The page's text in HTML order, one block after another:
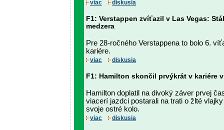
viac diskusia
F1: Verstappen zvíťazil v Las Vegas:
medzera
Pre 28-ročného Verstappena to bolo 6.
kariére.
viac diskusia
F1: Hamilton skončil prvýkrát v kariére
Hamilton doplatil na divoký záver prvej
viacerí jazdci postarali na trati o žlté
svoje ostré kolo.
viac diskusia